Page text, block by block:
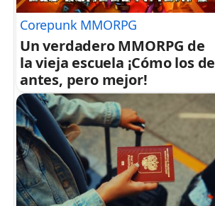
Corepunk MMORPG
Un verdadero MMORPG de
la vieja escuela ¡Cómo los de
antes, pero mejor!